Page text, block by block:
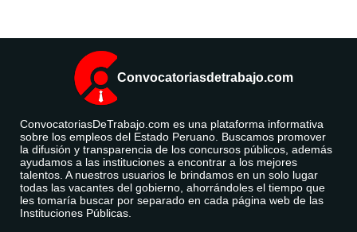
Convocatoriasdetrabajo.com
ConvocatoriasDeTrabajo.com es una plataforma informativa
sobre los empleos del Estado Peruano. Buscamos promover
la difusión y transparencia de los concursos públicos, además
ayudamos a las instituciones a encontrar a los mejores
talentos. A nuestros usuarios le brindamos en un solo lugar
todas las vacantes del gobierno, ahorrándoles el tiempo que
les tomaría buscar por separado en cada página web de las
Instituciones Públicas.